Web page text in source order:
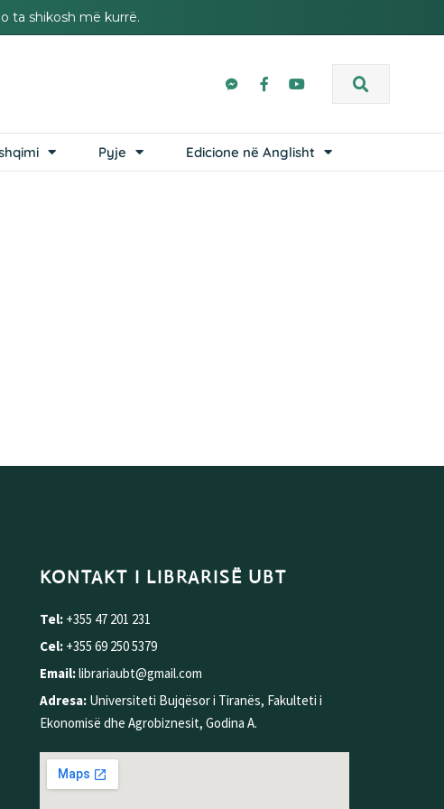
ta shikosh më kurrë.
Pyje Edicione në Anglisht
KONTAKT I LIBRARISË UBT
Tel: +355 47 201 231
Cel: +355 69 250 5379
Email:librariaubt@gmail.com
Adresa: Universiteti Bujqësor i Tiranës, Fakulteti i
Ekonomisë dhe Agrobiznesit, Godina A.